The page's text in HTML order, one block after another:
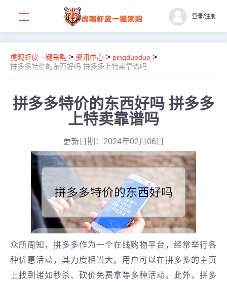
登录/注册
虎观虾皮一键采购 > 资讯中心 > pingduoduo >
拼多多特价的东西好吗 拼多多上特卖靠谱吗
拼多多特价的东西好吗 拼多多
上特卖靠谱吗
更新日期：2024年02月06日
众所周知，拼多多作为一个在线购物平台，经常举行各
种优惠活动，其力度相当大。用户可以在拼多多的主页
上找到诸如秒杀、砍价免费拿等多种活动。此外，拼多